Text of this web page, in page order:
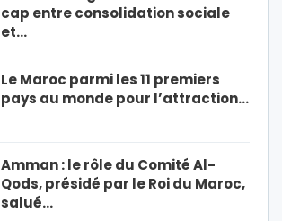
cap entre consolidation sociale
et…
Le Maroc parmi les 11 premiers
pays au monde pour l’attraction…
Amman : le rôle du Comité Al-
Qods, présidé par le Roi du Maroc,
salué…